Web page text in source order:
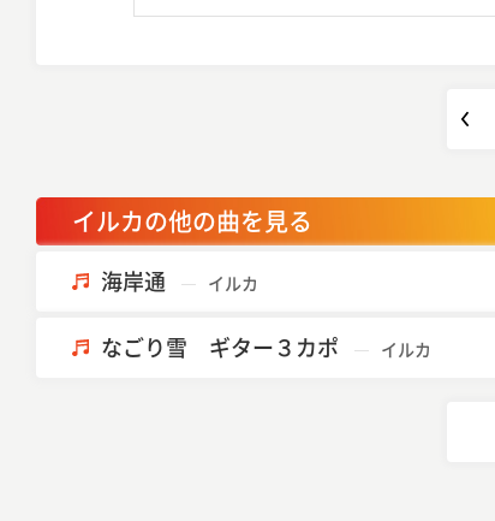
イルカの他の曲を見る
海岸通 イルカ
なごり雪 ギター３カポ イルカ